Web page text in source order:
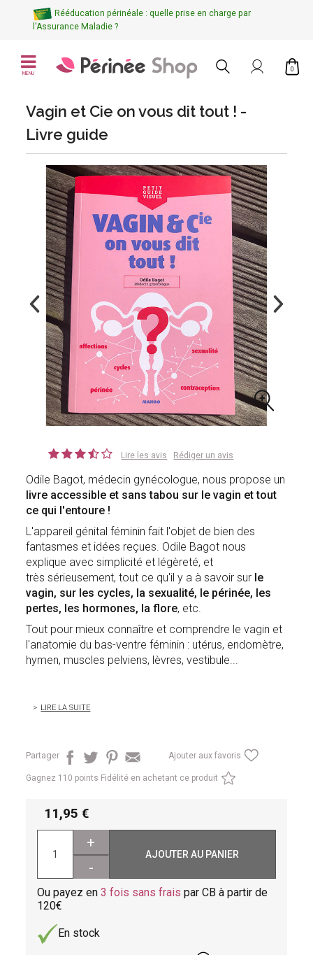
Rééducation périnéale : quelle prise en charge par
l'Assurance Maladie ?
MENU
0
Vagin et Cie on vous dit tout ! -
Livre guide
Lire les avis Rédiger un avis
Odile Bagot, médecin gynécologue, nous propose un
livre accessible et sans tabou sur le vagin et tout
ce qui l'entoure !
L'appareil génital féminin fait l'objet de bien des
fantasmes et idées reçues. Odile Bagot nous
explique avec simplicité et légèreté, et
très sérieusement, tout ce qu'il y a à savoir sur le
vagin, sur les cycles, la sexualité, le périnée, les
pertes, les hormones, la flore, etc.
Tout pour mieux connaître et comprendre le vagin et
l'anatomie du bas-ventre féminin : utérus, endomètre,
hymen, muscles pelviens, lèvres, vestibule...
LIRE LA SUITE
Partager Ajouter aux favoris
Gagnez 110 points Fidélité en achetant ce produit
11,95
+
-
AJOUTER AU PANIER
Ou payez en3 fois sans frais par CB à partir de
120
En stock